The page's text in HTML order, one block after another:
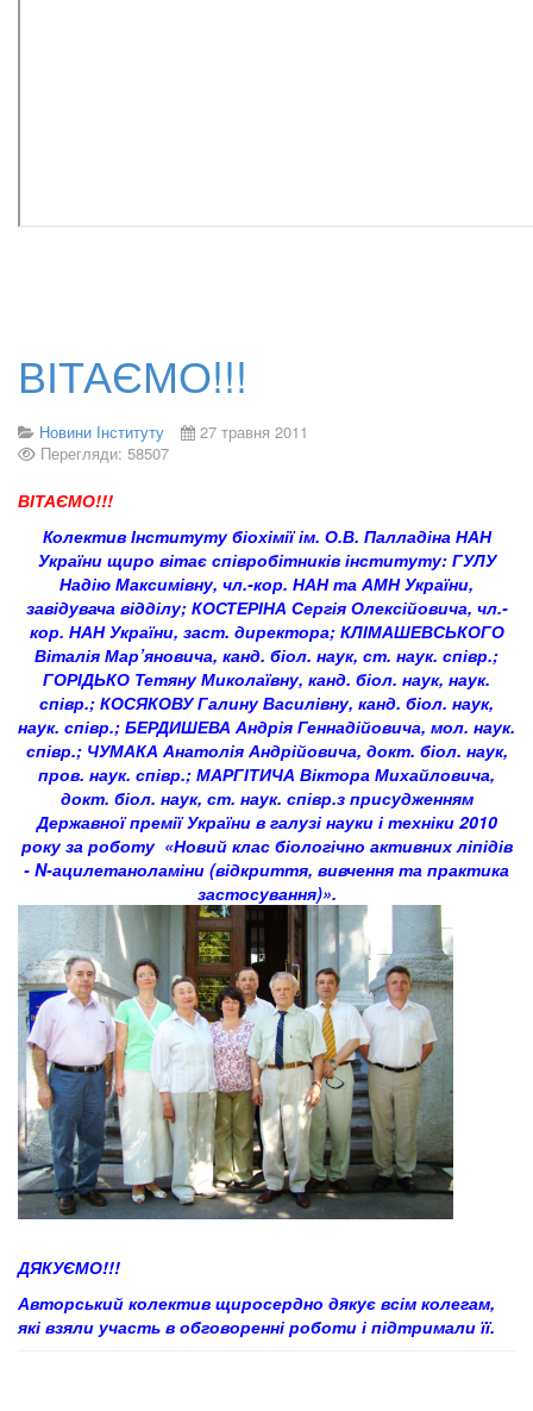
ВІТАЄМО!!!
Новини Інституту
27 травня 2011
Перегляди: 58507
ВІТАЄМО!!!
Колектив Інституту біохімії ім. О.В. Палладіна НАН
України щиро вітає співробітників інституту: ГУЛУ
Надію Максимівну, чл.-кор. НАН та АМН України,
завідувача відділу; КОСТЕРІНА Сергія Олексійовича, чл.-
кор. НАН України, заст. директора; КЛІМАШЕВСЬКОГО
Віталія Мар’яновича, канд. біол. наук, ст. наук. співр.;
ГОРІДЬКО Тетяну Миколаївну, канд. біол. наук, наук.
співр.; КОСЯКОВУ Галину Василівну, канд. біол. наук,
наук. співр.; БЕРДИШЕВА Андрія Геннадійовича, мол. наук.
співр.; ЧУМАКА Анатолія Андрійовича, докт. біол. наук,
пров. наук. співр.; МАРГІТИЧА Віктора Михайловича,
докт. біол. наук, ст. наук. співр.з присудженням
Державної премії України в галузі науки і техніки 2010
року за роботу «Новий клас біологічно активних ліпідів
- N-ацилетаноламіни (відкриття, вивчення та практика
застосування)».
ДЯКУЄМО!!!
Авторський колектив щиросердно дякує всім колегам,
які взяли участь в обговоренні роботи і підтримали її.